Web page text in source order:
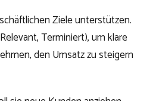
Ziele unterstützen.
Terminiert), um klare
den Umsatz zu steigern